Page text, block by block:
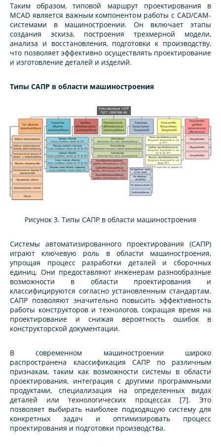
Таким образом, типовой маршрут проектирования в
MCAD является важным компонентом работы с CAD/CAM-
системами в машиностроении. Он включает этапы
создания эскиза, построения трехмерной модели,
анализа и восстановления, подготовки к производству,
что позволяет эффективно осуществлять проектирование
и изготовление деталей и изделий.
Типы САПР в области машиностроения
Рисунок 3. Типы САПР в области машиностроения
Системы автоматизированного проектирования (САПР)
играют ключевую роль в области машиностроения,
упрощая процесс разработки деталей и сборочных
единиц. Они предоставляют инженерам разнообразные
возможности в области проектирования и
классифицируются согласно установленным стандартам.
САПР позволяют значительно повысить эффективность
работы конструкторов и технологов, сокращая время на
проектирование и снижая вероятность ошибок в
конструкторской документации.
В современном машиностроении широко
распространена классификация САПР по различным
признакам, таким как возможности системы в области
проектирования, интеграция с другими программными
продуктами, специализация на определенных видах
деталей или технологических процессах [7]. Это
позволяет выбирать наиболее подходящую систему для
конкретных задач и оптимизировать процесс
проектирования и подготовки производства.